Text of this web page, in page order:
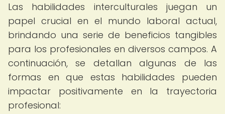
Las habilidades interculturales juegan un
papel crucial en el mundo laboral actual,
brindando una serie de beneficios tangibles
para los profesionales en diversos campos. A
continuación, se detallan algunas de las
formas en que estas habilidades pueden
impactar positivamente en la trayectoria
profesional: